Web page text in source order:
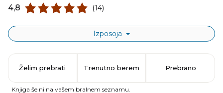
4,8 (14)
Izposoja
Želim prebrati Trenutno berem Prebrano
Knjiga še ni na vašem bralnem seznamu.